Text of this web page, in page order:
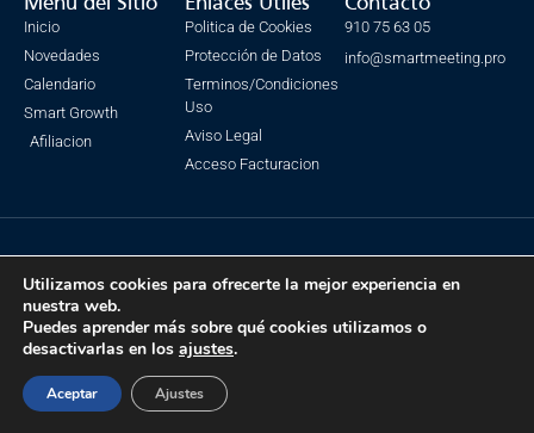
Inicio
Novedades
Calendario
Smart Growth
Afiliacion
Politica de Cookies
Protección de Datos
Terminos/Condiciones
Uso
Aviso Legal
Acceso Facturacion
910 75 63 05
info@smartmeeting.pro
Made with ❤ by IsmaSEO
Utilizamos cookies para ofrecerte la mejor experiencia en
nuestra web.
Puedes aprender más sobre qué cookies utilizamos o
desactivarlas en los ajustes.
Aceptar Ajustes